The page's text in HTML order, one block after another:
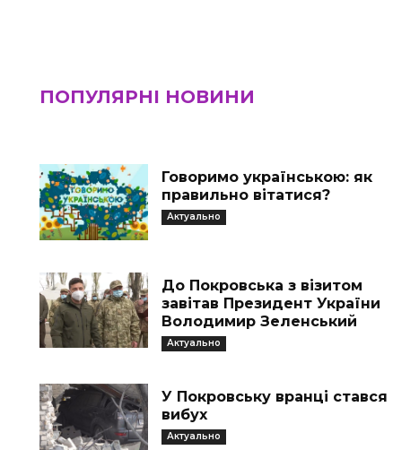
ПОПУЛЯРНІ НОВИНИ
Говоримо українською: як
правильно вітатися?
Актуально
До Покровська з візитом
завітав Президент України
Володимир Зеленський
Актуально
У Покровську вранці стався
вибух
Актуально